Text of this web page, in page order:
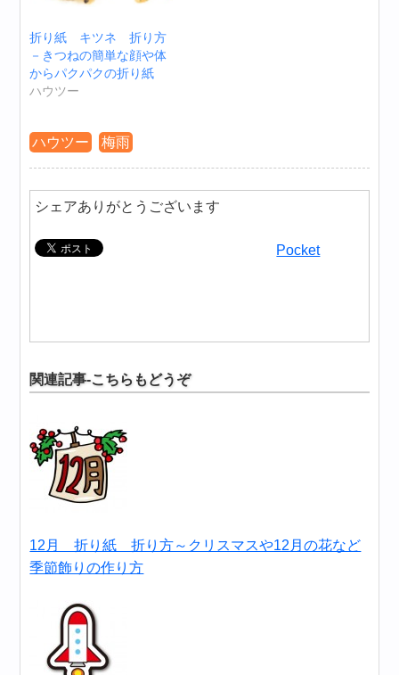
折り紙 キツネ 折り方
－きつねの簡単な顔や体
からパクパクの折り紙
ハウツー
ハウツー 梅雨
シェアありがとうございます
Pocket
関連記事-こちらもどうぞ
12月 折り紙 折り方～クリスマスや12月の花など
季節飾りの作り方